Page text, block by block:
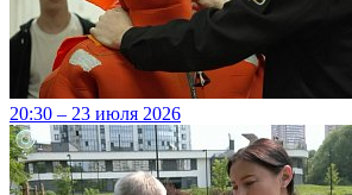
20:30 – 23 июля 2026